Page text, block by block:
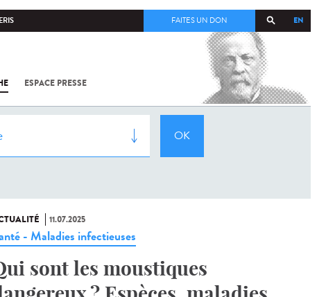
EN
FAITES UN DON
ESPACE PRESSE
COV-2 /
L'INSTITUT
PASTEUR
11.07.2025
- Maladies infectieuses
sont les moustiques